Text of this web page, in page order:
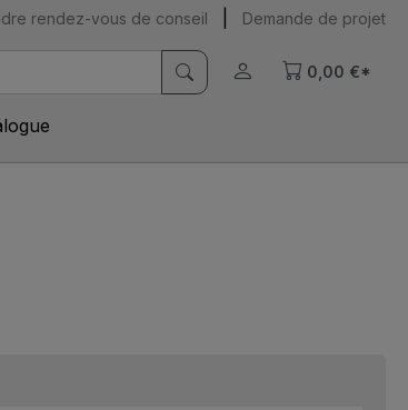
rendez-vous de conseil Demande de projet
0,00 €*